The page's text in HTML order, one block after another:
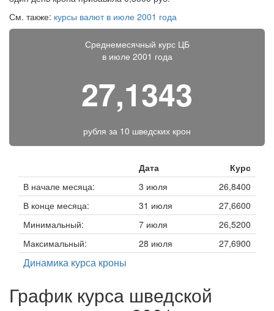
См. также: курсы валют в июле 2001 года
Среднемесячный курс ЦБ
в июле 2001 года
27,1343
рубля за 10 шведских крон
Дата
Курс
В начале месяца:
3 июля
26,8400
В конце месяца:
31 июля
27,6600
Минимальный:
7 июля
26,5200
Максимальный:
28 июля 27,6900
Динамика курса кроны
График курса шведской